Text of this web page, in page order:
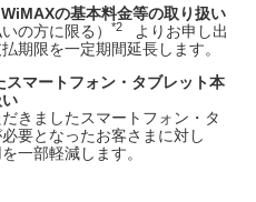
の基本料金等の取り扱い
の方に限る）
*2
よりお申し出
期限を一定期間延長します。
マートフォン・タブレット本
きましたスマートフォン・タ
要となったお客さまに対し
一部軽減します。